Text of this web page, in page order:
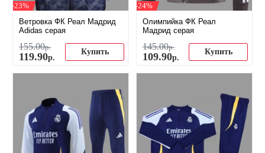
-23%
Ветровка ФК Реал Мадрид
Adidas серая
155.00р.
119.90р.
Купить
-24%
Олимпийка ФК Реал
Мадрид серая
145.00р.
109.90р.
Купить